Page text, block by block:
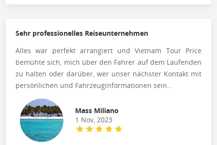
Sehr professionelles Reiseunternehmen
Alles war perfekt arrangiert und Vietnam Tour Price
bemühte sich, mich über den Fahrer auf dem Laufenden
zu halten oder darüber, wer unser nächster Kontakt mit
persönlichen und Fahrzeuginformationen sein...
Mass Miliano
1 Nov, 2023